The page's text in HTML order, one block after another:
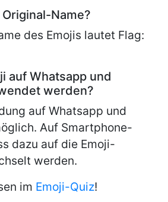
Name?
des Emojis lautet Flag:
auf Whatsapp und
werden?
auf Whatsapp und
Auf Smartphone-
dazu auf die Emoji-
werden.
im Emoji-Quiz!